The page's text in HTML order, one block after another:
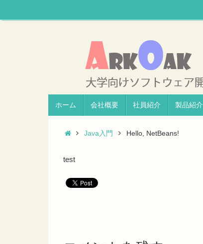
ホーム 会社概要 社員紹介 製品紹介
Java入門 Hello, NetBeans!
test